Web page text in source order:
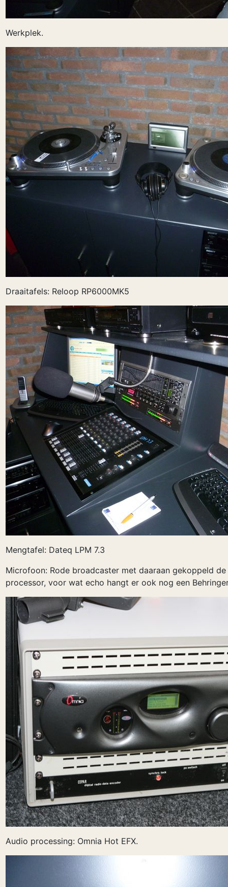
Werkplek.
Draaitafels: Reloop RP6000MK5
Mengtafel: Dateq LPM 7.3
Microfoon: Rode broadcaster met daaraan gekoppeld
processor, voor wat echo hangt er ook nog een
Audio processing: Omnia Hot EFX.